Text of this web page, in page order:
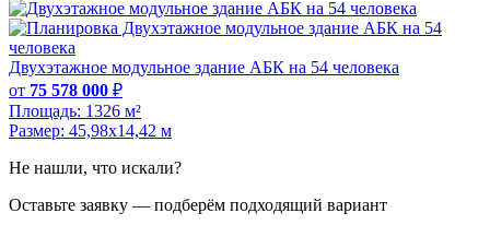
Двухэтажное модульное здание АБК на 54 человека
от 75 578 000 ₽
Площадь: 1326 м²
Размер: 45,98х14,42 м
Не нашли, что искали?
Оставьте заявку — подберём подходящий вариант